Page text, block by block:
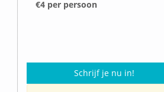
€4 per persoon
Schrijf je nu in!